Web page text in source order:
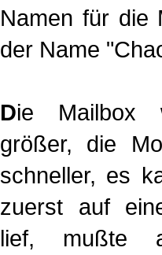
Namen für die
der Name
Die Mailbox
größer, die
schneller, es
zuerst auf
lief, mußte